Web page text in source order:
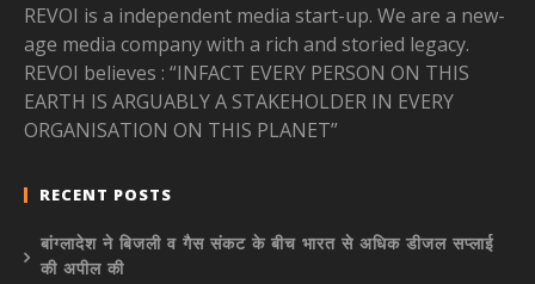
REVOI is a independent media start-up. We are a new-
age media company with a rich and storied legacy.
REVOI believes : “INFACT EVERY PERSON ON THIS
EARTH IS ARGUABLY A STAKEHOLDER IN EVERY
ORGANISATION ON THIS PLANET”
RECENT POSTS
बांग्लादेश ने बिजली व गैस संकट के बीच भारत से अधिक डीजल सप्लाई
की अपील की